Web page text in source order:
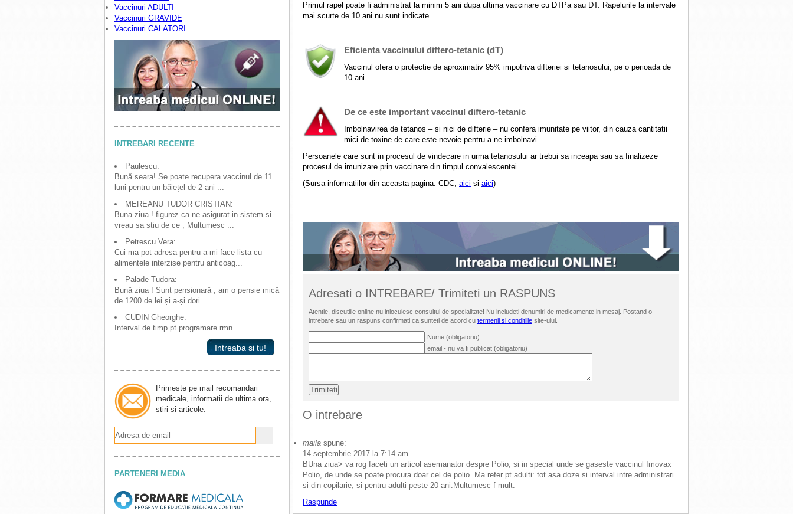
Vaccinuri ADULTI
Vaccinuri GRAVIDE
Vaccinuri CALATORI
INTREBARI RECENTE
Paulescu:
Bună seara! Se poate recupera vaccinul de 11
luni pentru un băiețel de 2 ani ...
MEREANU TUDOR CRISTIAN:
Buna ziua ! figurez ca ne asigurat in sistem si
vreau sa stiu de ce , Multumesc ...
Petrescu Vera:
Cui ma pot adresa pentru a-mi face lista cu
alimentele interzise pentru anticoag...
Palade Tudora:
Bună ziua ! Sunt pensionară , am o pensie mică
de 1200 de lei și a-și dori ...
CUDIN Gheorghe:
Interval de timp pt programare rmn...
Intreaba si tu!
Primeste pe mail recomandari
medicale, informatii de ultima ora,
stiri si articole.
PARTENERI MEDIA
Primul rapel poate fi administrat la minim 5 ani dupa ultima vaccinare cu DTPa sau DT. Rapelurile la intervale
mai scurte de 10 ani nu sunt indicate.
Eficienta vaccinului diftero-tetanic (dT)
Vaccinul ofera o protectie de aproximativ 95% impotriva difteriei si tetanosului, pe o perioada de
10 ani.
De ce este important vaccinul diftero-tetanic
Imbolnavirea de tetanos – si nici de difterie – nu confera imunitate pe viitor, din cauza cantitatii
mici de toxine de care este nevoie pentru a ne imbolnavi.
Persoanele care sunt in procesul de vindecare in urma tetanosului ar trebui sa inceapa sau sa finalizeze
procesul de imunizare prin vaccinare din timpul convalescentei.
(Sursa informatiilor din aceasta pagina: CDC, aici si aici)
Adresati o INTREBARE/ Trimiteti un RASPUNS
Atentie, discutiile online nu inlocuiesc consultul de specialitate! Nu includeti denumiri de medicamente in mesaj. Postand o
intrebare sau un raspuns confirmati ca sunteti de acord cu termenii si conditiile site-ului.
Nume (obligatoriu)
email - nu va fi publicat (obligatoriu)
O intrebare
maila spune:
14 septembrie 2017 la 7:14 am
BUna ziua> va rog faceti un articol asemanator despre Polio, si in special unde se gaseste vaccinul Imovax
Polio, de unde se poate procura doar cel de polio. Ma refer pt adulti: tot asa doze si interval intre administrari
si din copilarie, si pentru adulti peste 20 ani.Multumesc f mult.
Raspunde